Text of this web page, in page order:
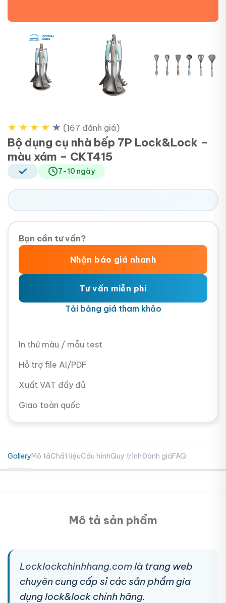
★ ★ ★ ★ ★ (167 đánh giá)
Bộ dụng cụ nhà bếp 7P Lock&Lock –
màu xám – CKT415
7-10 ngày
Bạn cần tư vấn?
Nhận báo giá nhanh
Tư vấn miễn phí
Tải bảng giá tham khảo
In thử màu / mẫu test
Hỗ trợ file AI/PDF
Xuất VAT đầy đủ
Giao toàn quốc
GalleryMô tảChất liệuCấu hìnhQuy trìnhĐánh giáFAQ
Mô tả sản phẩm
Locklockchinhhang.com là trang web
chuyên cung cấp sỉ các sản phẩm gia
dụng lock&lock chính hãng.